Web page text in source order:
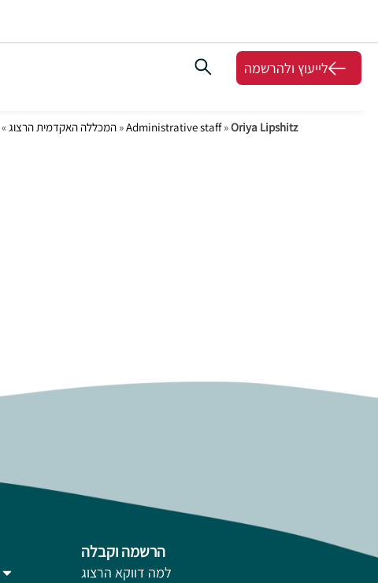
לייעוץ ולהרשמה
המכללה האקדמית הרצוג» »Administrative staff»Oriya Lipshitz
הרשמה וקבלה
למה דווקא הרצוג